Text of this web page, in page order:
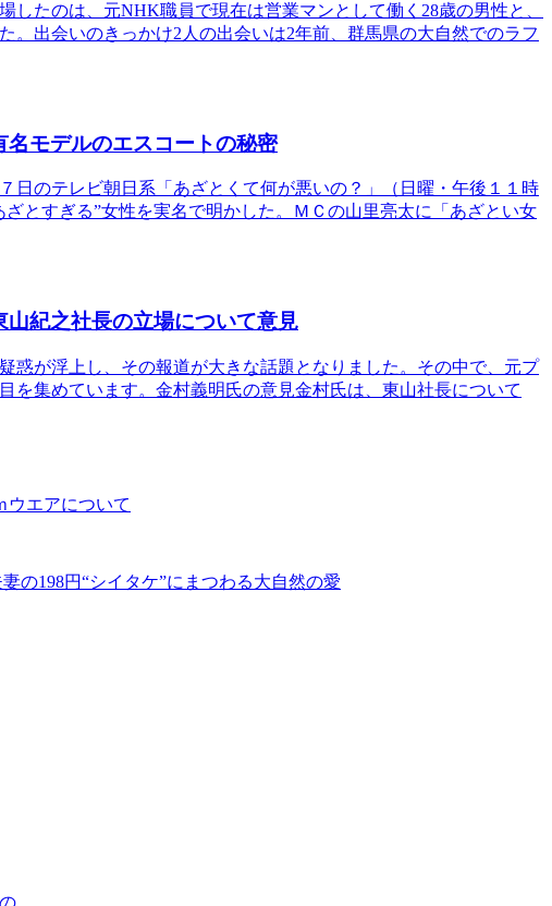
したのは、元NHK職員で現在は営業マンとして働く28歳の男性と、
。出会いのきっかけ2人の出会いは2年前、群馬県の大自然でのラフ
名モデルのエスコートの秘密
のテレビ朝日系「あざとくて何が悪いの？」（日曜・午後１１時
とすぎる”女性を実名で明かした。ＭＣの山里亮太に「あざとい女
紀之社長の立場について意見
惑が浮上し、その報道が大きな話題となりました。その中で、元プ
を集めています。金村義明氏の意見金村氏は、東山社長について
ウエアについて
の198円“シイタケ”にまつわる大自然の愛